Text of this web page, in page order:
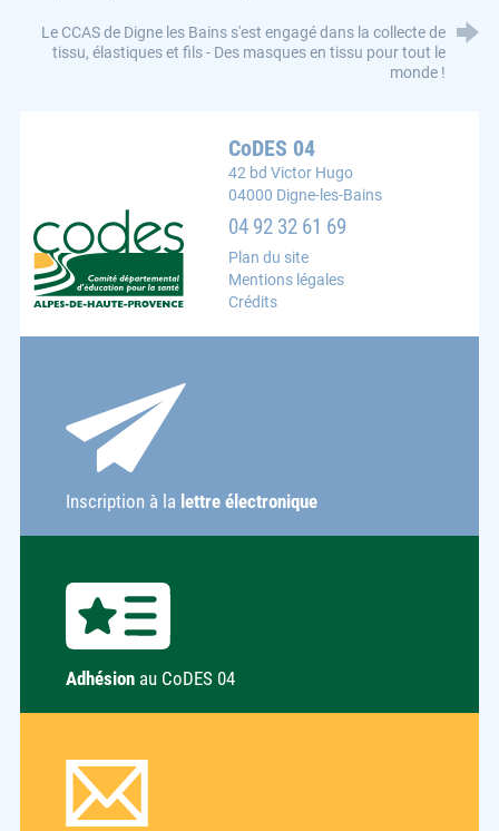
Le CCAS de Digne les Bains s'est engagé dans la collecte de
tissu, élastiques et fils - Des masques en tissu pour tout le
monde !
CoDES 04 : Comité départemental d'éducation pour la
CoDES 04
42 bd Victor Hugo
04000 Digne-les-Bains
04 92 32 61 69
Plan du site
Mentions légales
Crédits
Inscription à la lettre électronique
Adhésion au CoDES 04